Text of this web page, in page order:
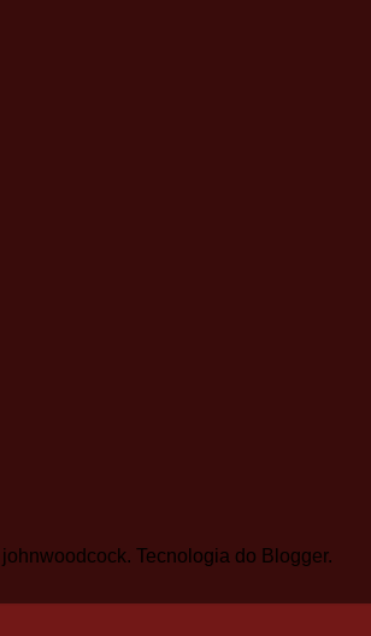
johnwoodcock. Tecnologia do Blogger.